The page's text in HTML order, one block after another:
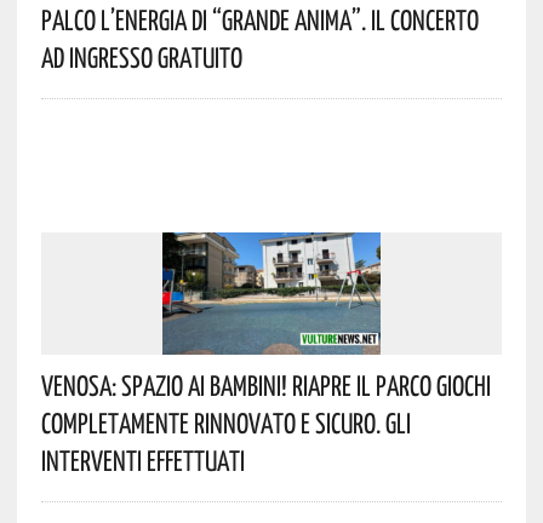
Palco L’energia Di “Grande Anima”. Il Concerto
Ad Ingresso Gratuito
Venosa: Spazio Ai Bambini! Riapre Il Parco Giochi
Completamente Rinnovato E Sicuro. Gli
Interventi Effettuati